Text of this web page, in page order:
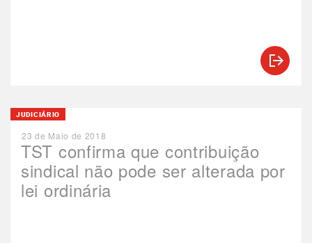
TST confirma que contribuição
sindical não pode ser alterada por
lei ordinária
JUDICIÁRIO
23 de Maio de 2018